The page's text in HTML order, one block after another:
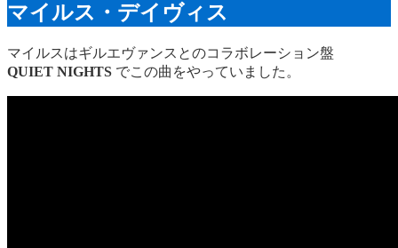
マイルス・デイヴィス
マイルスはギルエヴァンスとのコラボレーション盤
QUIET NIGHTS でこの曲をやっていました。